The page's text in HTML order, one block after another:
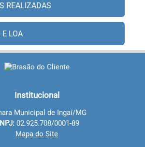
REALIZADAS
E LOA
Institucional
Municipal de Ingaí/MG
02.925.708/0001-89
Mapa do Site